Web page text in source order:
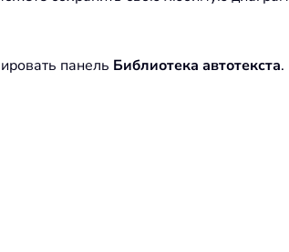
панель Библиотека автотекста.